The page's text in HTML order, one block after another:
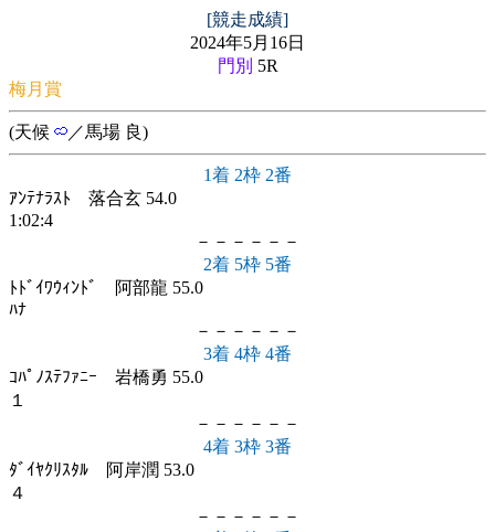
[競走成績]
2024年5月16日
門別 5R
梅月賞
(天候 ／馬場 良)
1着 2枠 2番
ｱﾝﾃﾅﾗｽﾄ 落合玄 54.0
1:02:4
－－－－－－
2着 5枠 5番
ﾄﾄﾞｲﾜｳｨﾝﾄﾞ 阿部龍 55.0
ﾊﾅ
－－－－－－
3着 4枠 4番
ｺﾊﾟﾉｽﾃﾌｧﾆｰ 岩橋勇 55.0
１
－－－－－－
4着 3枠 3番
ﾀﾞｲﾔｸﾘｽﾀﾙ 阿岸潤 53.0
４
－－－－－－